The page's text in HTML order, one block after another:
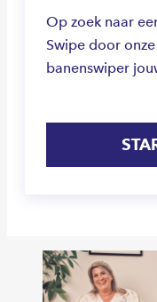
Op zoek naar
Swipe door
banenswiper